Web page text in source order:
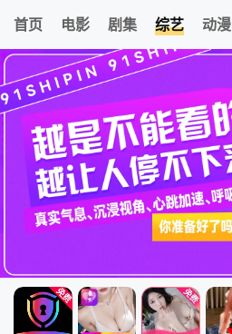
首页 电影 剧集 综艺 动漫
我的观影记录
卡戴珊家族 第五季
清空